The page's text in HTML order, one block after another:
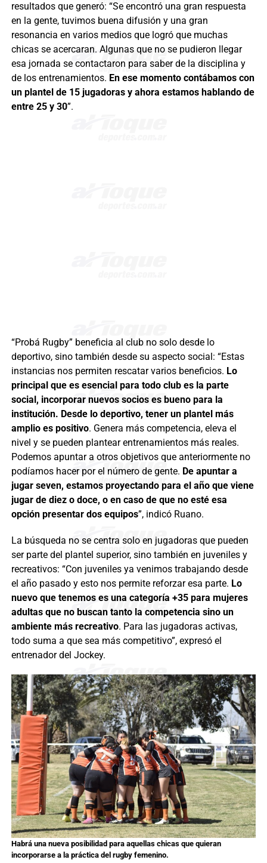
resultados que generó: “Se encontró una gran respuesta
en la gente, tuvimos buena difusión y una gran
resonancia en varios medios que logró que muchas
chicas se acercaran. Algunas que no se pudieron llegar
esa jornada se contactaron para saber de la disciplina y
de los entrenamientos. En ese momento contábamos con
un plantel de 15 jugadoras y ahora estamos hablando de
entre 25 y 30”.
“Probá Rugby” beneficia al club no solo desde lo
deportivo, sino también desde su aspecto social: “Estas
instancias nos permiten rescatar varios beneficios. Lo
principal que es esencial para todo club es la parte
social, incorporar nuevos socios es bueno para la
institución. Desde lo deportivo, tener un plantel más
amplio es positivo. Genera más competencia, eleva el
nivel y se pueden plantear entrenamientos más reales.
Podemos apuntar a otros objetivos que anteriormente no
podíamos hacer por el número de gente. De apuntar a
jugar seven, estamos proyectando para el año que viene
jugar de diez o doce, o en caso de que no esté esa
opción presentar dos equipos”, indicó Ruano.
La búsqueda no se centra solo en jugadoras que pueden
ser parte del plantel superior, sino también en juveniles y
recreativos: “Con juveniles ya venimos trabajando desde
el año pasado y esto nos permite reforzar esa parte. Lo
nuevo que tenemos es una categoría +35 para mujeres
adultas que no buscan tanto la competencia sino un
ambiente más recreativo. Para las jugadoras activas,
todo suma a que sea más competitivo”, expresó el
entrenador del Jockey.
Habrá una nueva posibilidad para aquellas chicas que quieran
incorporarse a la práctica del rugby femenino.